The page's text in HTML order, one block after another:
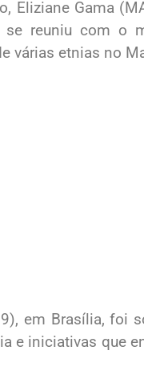
Eliziane Gama
se reuniu com o
várias etnias no
em Brasília, foi
e iniciativas que